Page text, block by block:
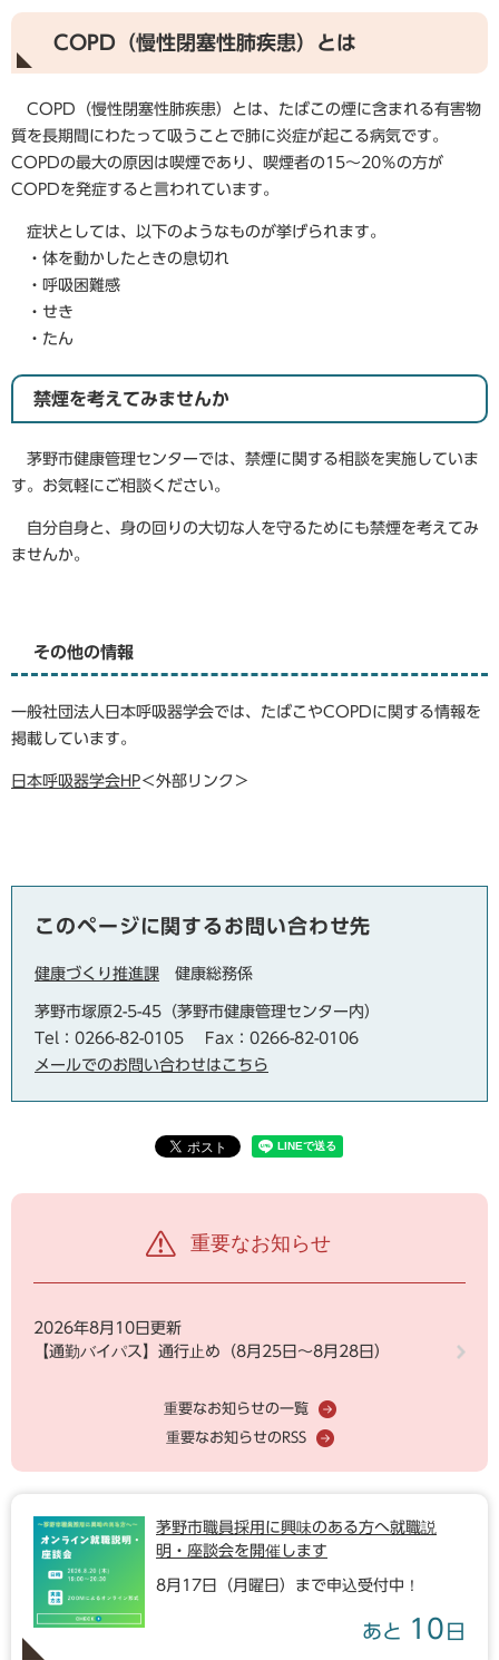
COPD（慢性閉塞性肺疾患）とは
​ COPD（慢性閉塞性肺疾患）とは、たばこの煙に含まれる有害物
質を長期間にわたって吸うことで肺に炎症が起こる病気です。
COPDの最大の原因は喫煙であり、喫煙者の15～20％の方が
COPDを発症すると言われています。
症状としては、以下のようなものが挙げられます。
・体を動かしたときの息切れ
・呼吸困難感
・せき
・たん
禁煙を考えてみませんか
茅野市健康管理センターでは、禁煙に関する相談を実施していま
す。お気軽にご相談ください。
自分自身と、身の回りの大切な人を守るためにも禁煙を考えてみ
ませんか。
その他の情報
一般社団法人日本呼吸器学会では、たばこやCOPDに関する情報を
掲載しています。
日本呼吸器学会HP＜外部リンク＞
このページに関するお問い合わせ先
健康づくり推進課 健康総務係
茅野市塚原2-5-45（茅野市健康管理センター内）
Tel：0266-82-0105
Fax：0266-82-0106
メールでのお問い合わせはこちら
重要なお知らせ
2026年8月10日更新
【通勤バイパス】通行止め（8月25日～8月28日）
重要なお知らせの一覧
重要なお知らせのRSS
茅野市職員採用に興味のある方へ就職説
明・座談会を開催します
8月17日（月曜日）まで申込受付中！
あと 10 日